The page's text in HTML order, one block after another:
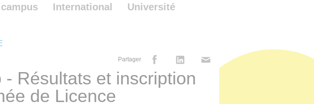
International Université
Partager
- Résultats et inscription
de Licence